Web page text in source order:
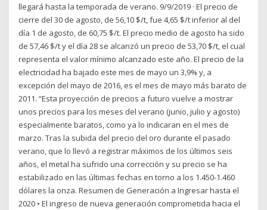
llegará hasta la temporada de verano. 9/9/2019 · El precio de
cierre del 30 de agosto, de 56,10 $/t, fue 4,65 $/t inferior al del
día 1 de agosto, de 60,75 $/t. El precio medio de agosto ha sido
de 57,46 $/t y el día 28 se alcanzó un precio de 53,70 $/t, el cual
representa el valor mínimo alcanzado este año. El precio de la
electricidad ha bajado este mes de mayo un 3,9% y, a
excepción del mayo de 2016, es el mes de mayo más barato de
2011. “Esta proyección de precios a futuro vuelve a mostrar
unos precios para los meses del verano (junio, julio y agosto)
especialmente baratos, como ya lo indicaran en el mes de
marzo. Tras la subida del precio del oro durante el pasado
verano, que lo llevó a registrar máximos de los últimos seis
años, el metal ha sufrido una corrección y su precio se ha
estabilizado en las últimas fechas en torno a los 1.450-1.460
dólares la onza. Resumen de Generación a Ingresar hasta el
2020 • El ingreso de nueva generación comprometida hacia el